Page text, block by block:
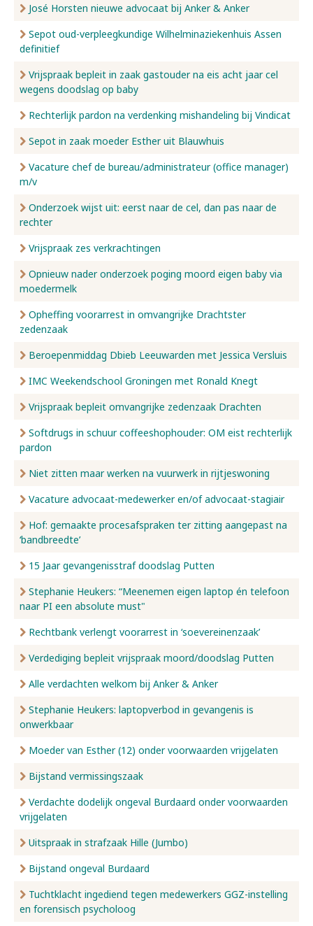
José Horsten nieuwe advocaat bij Anker & Anker
Sepot oud-verpleegkundige Wilhelminaziekenhuis Assen
definitief
Vrijspraak bepleit in zaak gastouder na eis acht jaar cel
wegens doodslag op baby
Rechterlijk pardon na verdenking mishandeling bij Vindicat
Sepot in zaak moeder Esther uit Blauwhuis
Vacature chef de bureau/administrateur (office manager)
m/v
Onderzoek wijst uit: eerst naar de cel, dan pas naar de
rechter
Vrijspraak zes verkrachtingen
Opnieuw nader onderzoek poging moord eigen baby via
moedermelk
Opheffing voorarrest in omvangrijke Drachtster
zedenzaak
Beroepenmiddag Dbieb Leeuwarden met Jessica Versluis
IMC Weekendschool Groningen met Ronald Knegt
Vrijspraak bepleit omvangrijke zedenzaak Drachten
Softdrugs in schuur coffeeshophouder: OM eist rechterlijk
pardon
Niet zitten maar werken na vuurwerk in rijtjeswoning
Vacature advocaat-medewerker en/of advocaat-stagiair
Hof: gemaakte procesafspraken ter zitting aangepast na
‘bandbreedte’
15 Jaar gevangenisstraf doodslag Putten
Stephanie Heukers: “Meenemen eigen laptop én telefoon
naar PI een absolute must"
Rechtbank verlengt voorarrest in ‘soevereinenzaak’
Verdediging bepleit vrijspraak moord/doodslag Putten
Alle verdachten welkom bij Anker & Anker
Stephanie Heukers: laptopverbod in gevangenis is
onwerkbaar
Moeder van Esther (12) onder voorwaarden vrijgelaten
Bijstand vermissingszaak
Verdachte dodelijk ongeval Burdaard onder voorwaarden
vrijgelaten
Uitspraak in strafzaak Hille (Jumbo)
Bijstand ongeval Burdaard
Tuchtklacht ingediend tegen medewerkers GGZ-instelling
en forensisch psycholoog